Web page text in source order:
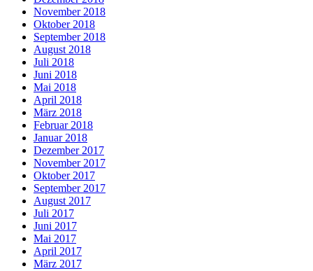
November 2018
Oktober 2018
September 2018
August 2018
Juli 2018
Juni 2018
Mai 2018
April 2018
März 2018
Februar 2018
Januar 2018
Dezember 2017
November 2017
Oktober 2017
September 2017
August 2017
Juli 2017
Juni 2017
Mai 2017
April 2017
März 2017